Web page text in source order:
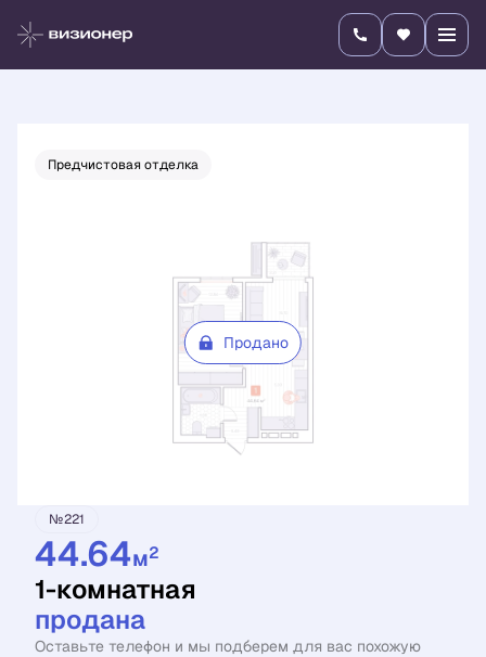
1-комнатная Цена по запросу
Предчистовая отделка
Продано
№221
44.64м2
1-комнатная
продана
Оставьте телефон и мы подберем для вас похожую